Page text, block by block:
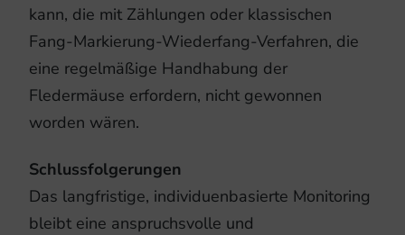
kann, die mit Zählungen oder klassischen
Fang-Markierung-Wiederfang-Verfahren, die
eine regelmäßige Handhabung der
Fledermäuse erfordern, nicht gewonnen
worden wären.
Schlussfolgerungen
Das langfristige, individuenbasierte Monitoring
bleibt eine anspruchsvolle und